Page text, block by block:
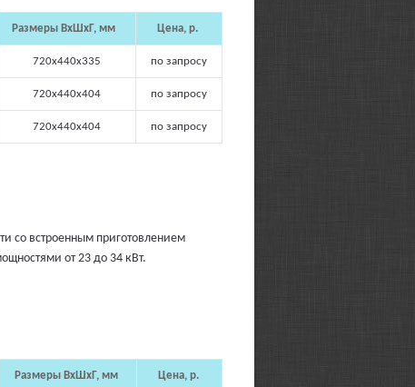
Размеры ВхШхГ, мм Цена, р.
720х440х335 по запросу
720х440х404 по запросу
720х440х404 по запросу
со встроенным приготовлением
от 23 до 34 кВт.
Размеры ВхШхГ, мм Цена, р.